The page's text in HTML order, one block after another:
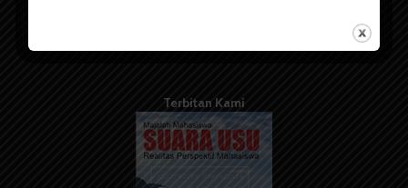
Terbitan Kami